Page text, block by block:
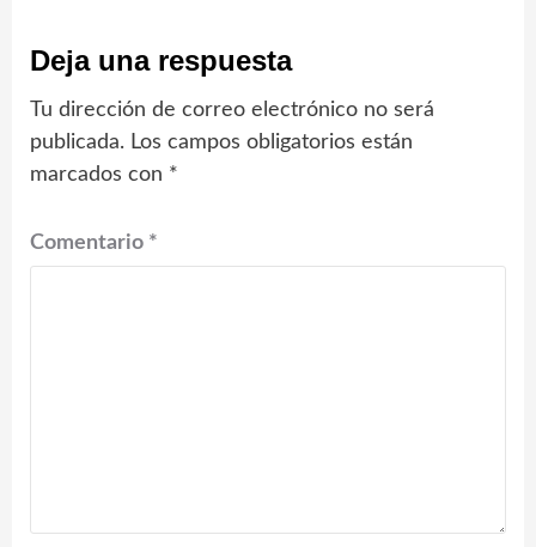
Deja una respuesta
Tu dirección de correo electrónico no será
publicada. Los campos obligatorios están
marcados con *
Comentario *